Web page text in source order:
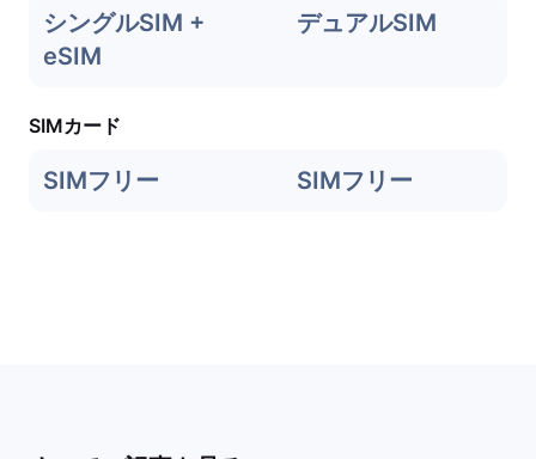
シングルSIM +
eSIM
デュアルSIM
SIMカード
SIMフリー SIMフリー